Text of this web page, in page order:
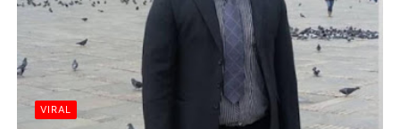
VIRAL